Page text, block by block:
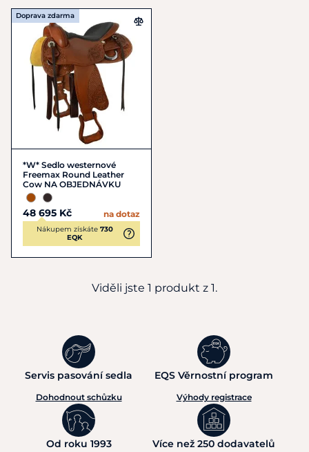
Doprava zdarma
*W* Sedlo westernové
Freemax Round Leather
Cow NA OBJEDNÁVKU
48 695 Kč na dotaz
Nákupem získáte 730
EQK
Viděli jste 1 produkt z 1.
Servis pasování sedla
Dohodnout schůzku
EQS Věrnostní program
Výhody registrace
Od roku 1993 Více než 250 dodavatelů